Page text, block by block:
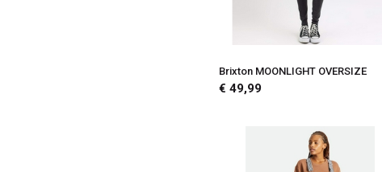
Brixton MOONLIGHT OVERSIZE
€ 49,99